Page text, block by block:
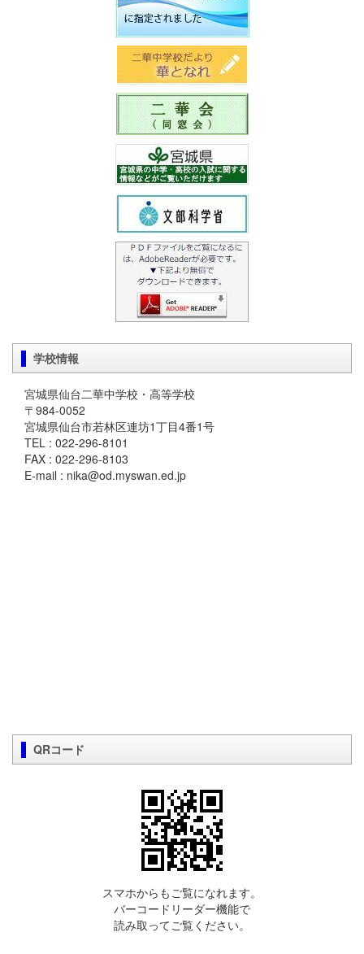
学校情報
宮城県仙台二華中学校・高等学校
〒984-0052
宮城県仙台市若林区連坊1丁目4番1号
TEL : 022-296-8101
FAX : 022-296-8103
E-mail : nika@od.myswan.ed.jp
QRコード
スマホからもご覧になれます。
バーコードリーダー機能で
読み取ってご覧ください。